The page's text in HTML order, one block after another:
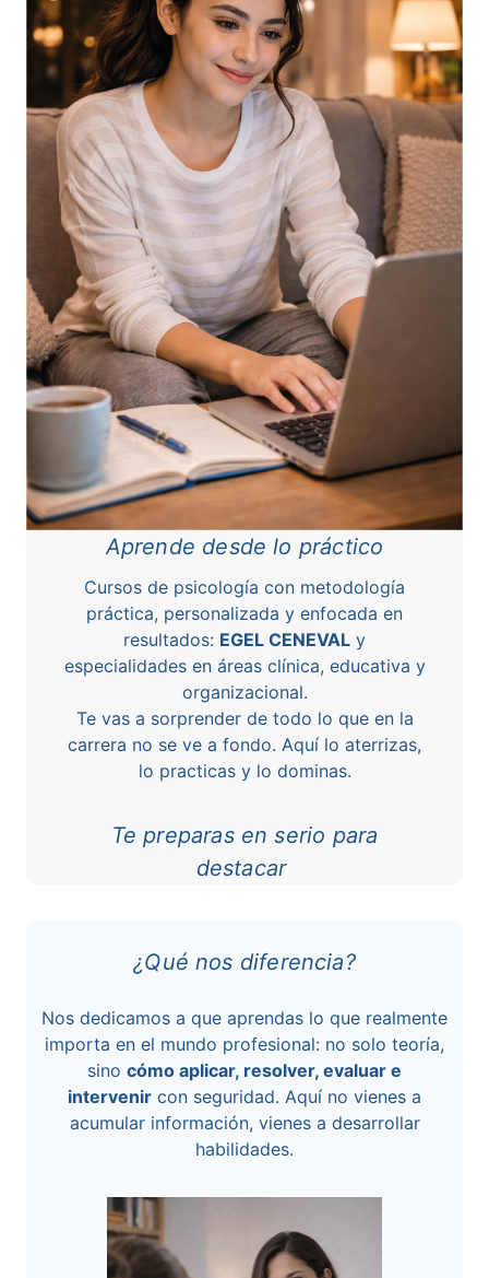
Aprende desde lo práctico
Cursos de psicología con metodología
práctica, personalizada y enfocada en
resultados: EGEL CENEVAL y
especialidades en áreas clínica, educativa y
organizacional.
Te vas a sorprender de todo lo que en la
carrera no se ve a fondo. Aquí lo aterrizas,
lo practicas y lo dominas.
Te preparas en serio para
destacar
¿Qué nos diferencia?
Nos dedicamos a que aprendas lo que realmente
importa en el mundo profesional: no solo teoría,
sino cómo aplicar, resolver, evaluar e
intervenir con seguridad. Aquí no vienes a
acumular información, vienes a desarrollar
habilidades.